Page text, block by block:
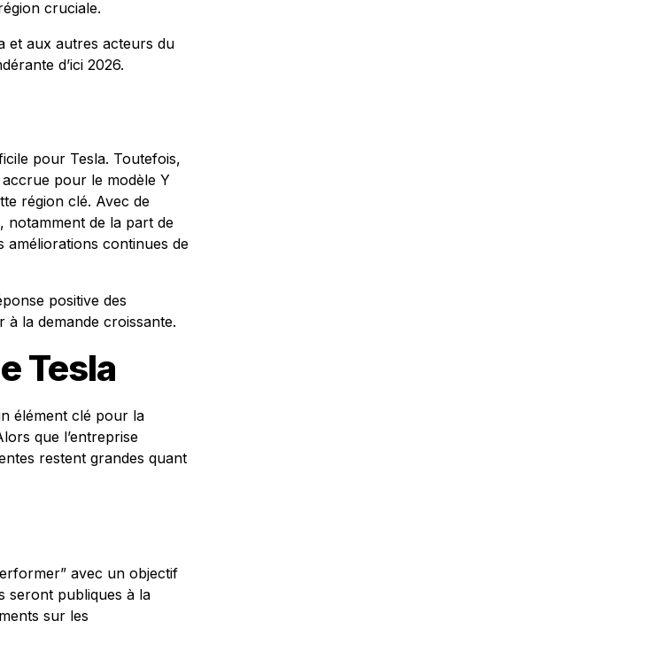
cruciale.
et aux autres acteurs du
d’ici 2026.
pour Tesla. Toutefois,
pour le modèle Y
région clé. Avec de
notamment de la part de
améliorations continues de
positive des
à la demande croissante.
Tesla
élément clé pour la
que l’entreprise
restent grandes quant
avec un objectif
seront publiques à la
sur les